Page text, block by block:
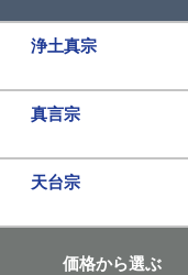
浄土真宗
真言宗
天台宗
価格から選ぶ